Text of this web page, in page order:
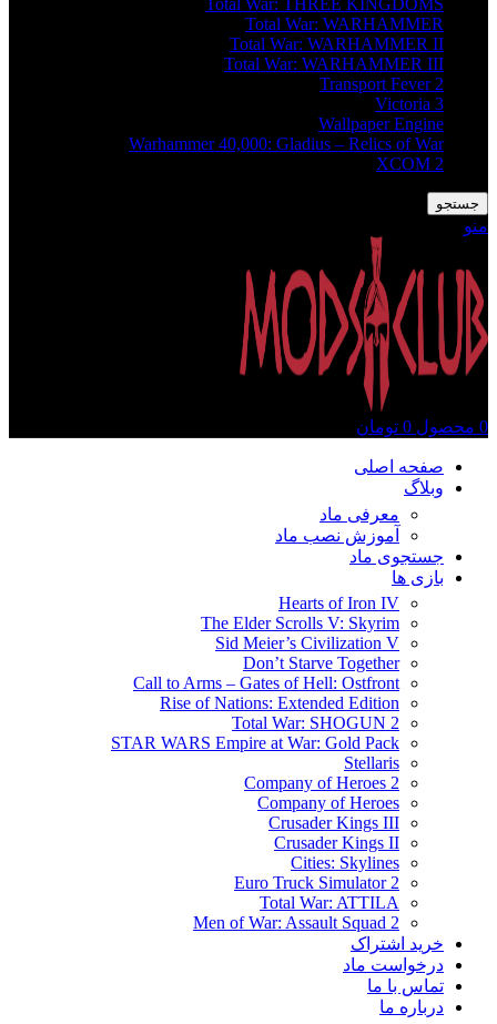
Total War: THREE KINGDOMS
Total War: WARHAMMER
Total War: WARHAMMER II
Total War: WARHAMMER III
Transport Fever 2
Victoria 3
Wallpaper Engine
Warhammer 40,000: Gladius – Relics of War
XCOM 2
جستجو
منو
0 محصول 0 تومان
صفحه اصلی
وبلاگ
معرفی ماد
آموزش نصب ماد
جستجوی ماد
بازی ها
Hearts of Iron IV
The Elder Scrolls V: Skyrim
Sid Meier’s Civilization V
Don’t Starve Together
Call to Arms – Gates of Hell: Ostfront
Rise of Nations: Extended Edition
Total War: SHOGUN 2
STAR WARS Empire at War: Gold Pack
Stellaris
Company of Heroes 2
Company of Heroes
Crusader Kings III
Crusader Kings II
Cities: Skylines
Euro Truck Simulator 2
Total War: ATTILA
Men of War: Assault Squad 2
خرید اشتراک
درخواست ماد
تماس با ما
درباره ما